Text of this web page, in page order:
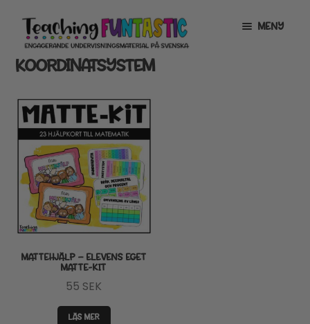
Hoppa
till
navigering
Gå
till
innehåll
MENY
INFO
MITT KONTO
GRATISMATERIAL
BUTIK
LICENSER
KOORDINATSYSTEM
MATTEHJÄLP – ELEVENS EGET
MATTE-KIT
55 SEK
LÄS MER